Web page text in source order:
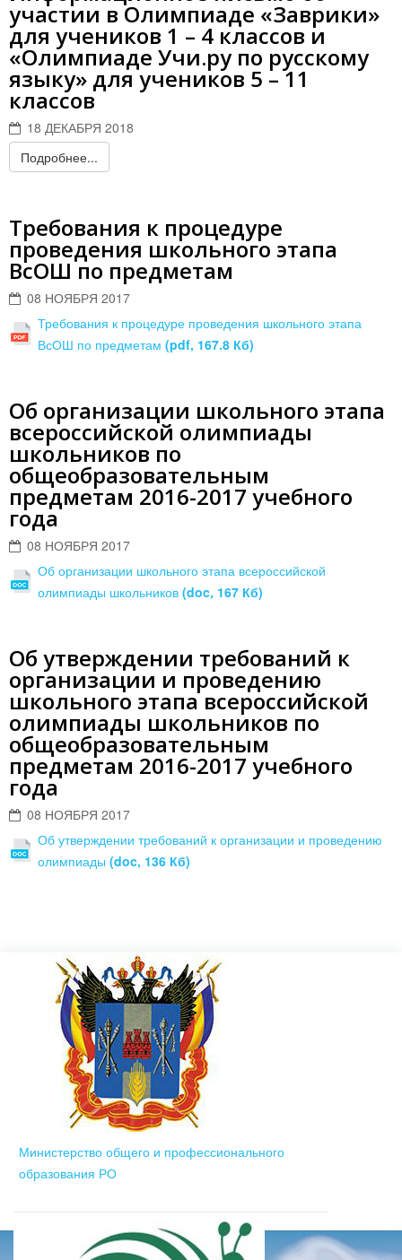
участии в Олимпиаде «Заврики»
для учеников 1 – 4 классов и
«Олимпиаде Учи.ру по русскому
языку» для учеников 5 – 11
классов
18 ДЕКАБРЯ 2018
Подробнее...
Требования к процедуре
проведения школьного этапа
ВсОШ по предметам
08 НОЯБРЯ 2017
Требования к процедуре проведения школьного этапа
ВсОШ по предметам (pdf, 167.8 Кб)
Об организации школьного этапа
всероссийской олимпиады
школьников по
общеобразовательным
предметам 2016-2017 учебного
года
08 НОЯБРЯ 2017
Об организации школьного этапа всероссийской
олимпиады школьников (doc, 167 Кб)
Об утверждении требований к
организации и проведению
школьного этапа всероссийской
олимпиады школьников по
общеобразовательным
предметам 2016-2017 учебного
года
08 НОЯБРЯ 2017
Об утверждении требований к организации и проведению
олимпиады (doc, 136 Кб)
Министерство общего и профессионального
образования РО